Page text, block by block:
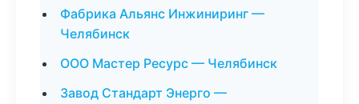
Фабрика Альянс Инжиниринг —
Челябинск
ООО Мастер Ресурс — Челябинск
Завод Стандарт Энерго —